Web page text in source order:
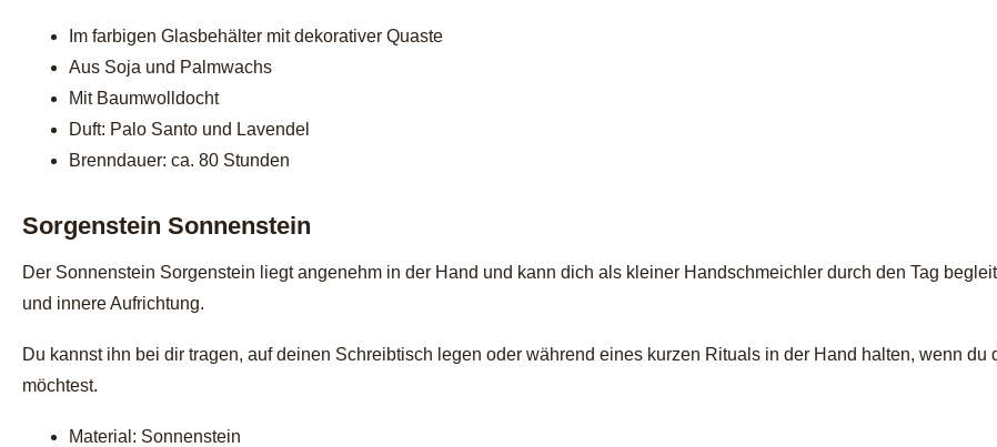
Im farbigen Glasbehälter mit dekorativer Quaste
Aus Soja und Palmwachs
Mit Baumwolldocht
Duft: Palo Santo und Lavendel
Brenndauer: ca. 80 Stunden
Sorgenstein Sonnenstein
Der Sonnenstein Sorgenstein liegt angenehm in der Hand und kann dich als kleiner Handschmeichler durch den Tag
und innere Aufrichtung.
Du kannst ihn bei dir tragen, auf deinen Schreibtisch legen oder während eines kurzen Rituals in der Hand halten, wenn
möchtest.
Material: Sonnenstein